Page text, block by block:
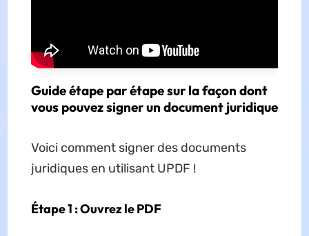
Guide étape par étape sur la façon dont
vous pouvez signer un document juridique
Voici comment signer des documents
juridiques en utilisant UPDF !
Étape 1 : Ouvrez le PDF